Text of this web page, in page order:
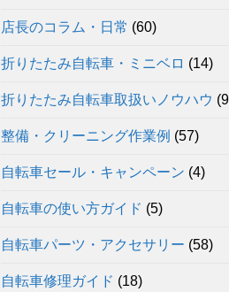
店長のコラム・日常 (60)
折りたたみ自転車・ミニベロ (14)
折りたたみ自転車取扱いノウハウ
整備・クリーニング作業例 (57)
自転車セール・キャンペーン (4)
自転車の使い方ガイド (5)
自転車パーツ・アクセサリー (58)
自転車修理ガイド (18)